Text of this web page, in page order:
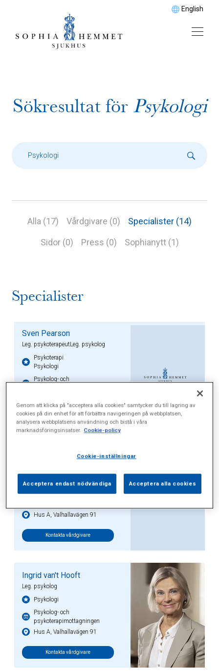
English
Sökresultat för Psykologi
Alla (17) Vårdgivare (0) Specialister (14)
Sidor (0) Press (0) Sophianytt (1)
Specialister
Sven Pearson
Leg. psykoterapeutLeg. psykolog
Psykoterapi
Psykologi
Psykolog- och
Kontakta vårdgivare
Marianne Rosenberg
Psykologi
Psykolog- och
Hus A, Valhallavägen 91
Kontakta vårdgivare
Ingrid van't Hooft
Leg. psykolog
Psykologi
Psykolog- och
psykoterapimottagningen
Hus A, Valhallavägen 91
Kontakta vårdgivare
Genom att klicka på "acceptera alla cookies" samtycker du till lagring av
cookies på din enhet för att förbättra navigeringen på webbplatsen,
analysera webbplatsens användning och bistå i våra
marknadsföringsinsatser. Cookie-policy
Cookie-inställningar
Acceptera endast nödvändiga Acceptera alla cookies